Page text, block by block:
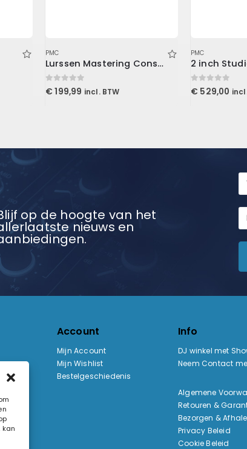
kan
PMC
Lurssen Mastering Console (Download)
0out of 5
€ 199,99 incl. BTW
PMC
0out of 5
€ 529,00
op de hoogte van het
nieuws en
Account
Mijn Account
Mijn Wishlist
Bestelgeschiedenis
Info
DJ winkel met
Neem Contact
Algemene
Retouren &
Bezorgen &
Privacy Beleid
Cookie Beleid